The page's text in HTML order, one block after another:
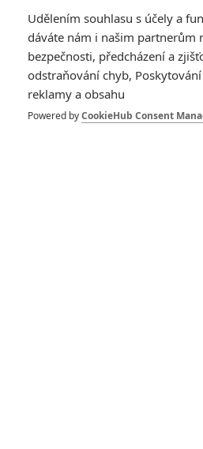
Udělením souhlasu s účely a
dáváte nám i našim partnerům
bezpečnosti, předcházení a
odstraňování chyb,
reklamy a obsahu
Powered byCookieHub Consent